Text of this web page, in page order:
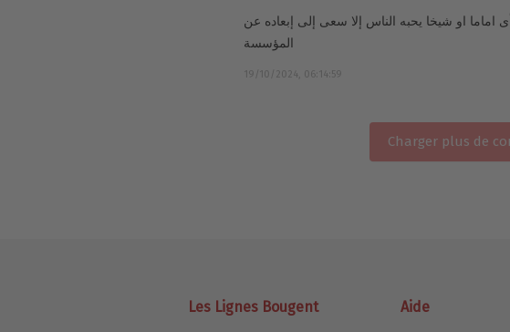
اماما او شيخا يحبه الناس إلا سعى إلى إبعاده عن
المؤسسة
19/10/2024, 06:14:59
Charger plus de
Les Lignes Bougent Aide